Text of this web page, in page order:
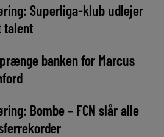
Superliga-klub udlejer
talent
banken for Marcus
Bombe – FCN slår alle